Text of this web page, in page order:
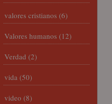
valores cristianos (6)
Valores humanos (12)
Verdad (2)
vida (50)
video (8)